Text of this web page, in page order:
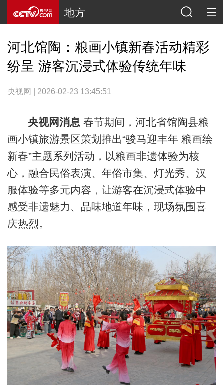
地方
河北馆陶：粮画小镇新春活动精彩
纷呈 游客沉浸式体验传统年味
央视网 | 2026-02-23 13:45:51
央视网消息 春节期间，河北省馆陶县粮
画小镇旅游景区策划推出“骏马迎丰年 粮画绘
新春”主题系列活动，以粮画非遗体验为核
心，融合民俗表演、年俗市集、灯光秀、汉
服体验等多元内容，让游客在沉浸式体验中
感受非遗魅力、品味地道年味，现场氛围喜
庆热烈。